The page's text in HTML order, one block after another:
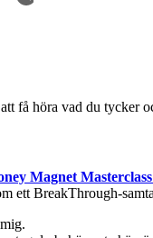
få höra vad du tycker
Magnet Masterclass
ett BreakThrough-